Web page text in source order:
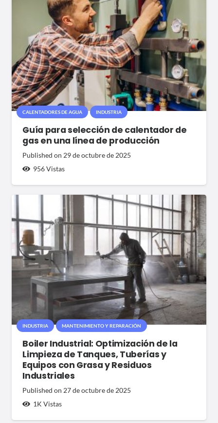
CALENTADORES DE AGUA INDUSTRIA
Guía para selección de calentador de
gas en una línea de producción
Published on 29 de octubre de 2025
956Vistas
INDUSTRIA MANTENIMIENTO Y REPARACIÓN
Boiler Industrial: Optimización de la
Limpieza de Tanques, Tuberías y
Equipos con Grasa y Residuos
Industriales
Published on 27 de octubre de 2025
1K Vistas